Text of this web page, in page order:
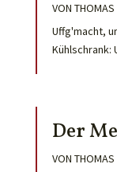
VON THOMAS
Uffg'macht,
Kühlschrank:
Der
VON THOMAS